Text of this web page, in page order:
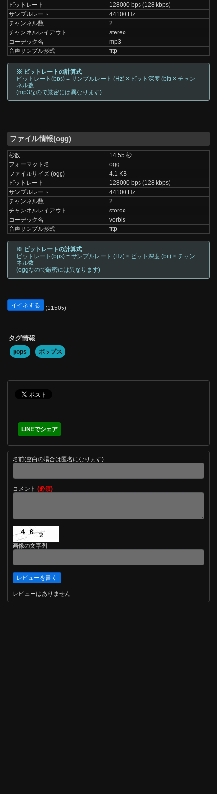
ビットレート
128000 bps (128 kbps)
サンプルレート
44100 Hz
チャンネル数
2
チャンネルレイアウト
stereo
コーデック名
mp3
音声サンプル形式
fltp
※ ビットレートの計算式
ビットレート(bps) = サンプルレート (Hz) × ビット深度 (bit) × チャン
ネル数
(mp3なので厳密には異なります)
ファイル情報(ogg)
秒数
14.55 秒
フォーマット名
ogg
ファイルサイズ (ogg)
4.1 KB
ビットレート
128000 bps (128 kbps)
サンプルレート
44100 Hz
チャンネル数
2
チャンネルレイアウト
stereo
コーデック名
vorbis
音声サンプル形式
fltp
※ ビットレートの計算式
ビットレート(bps) = サンプルレート (Hz) × ビット深度 (bit) × チャン
ネル数
(oggなので厳密には異なります)
イイネする (11505)
タグ情報
pops ポップス
LINEでシェア
名前(空白の場合は匿名になります)
コメント (必須)
画像の文字列
レビューはありません